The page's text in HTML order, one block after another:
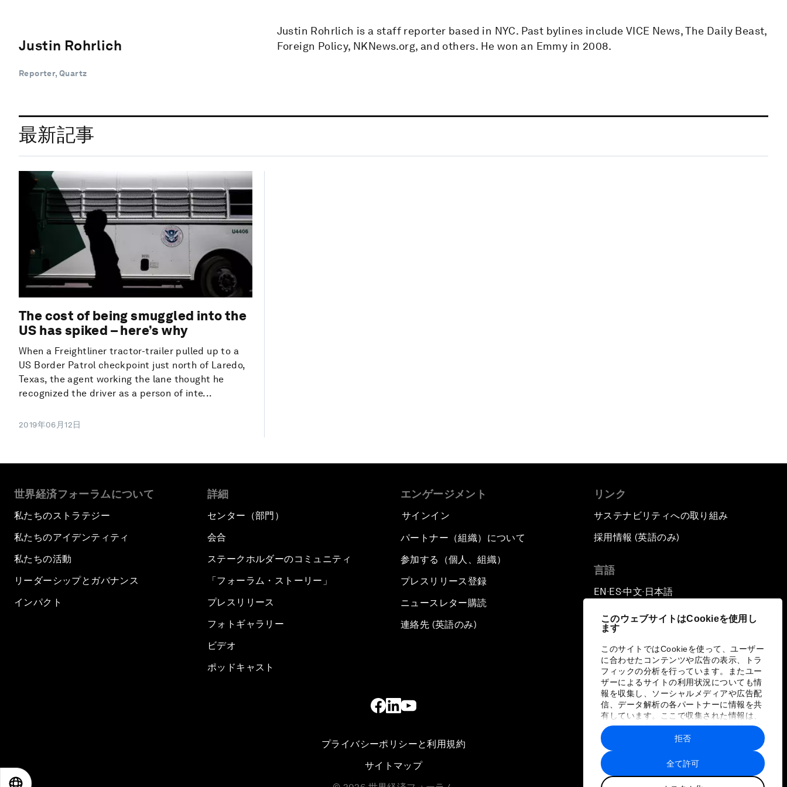
このウェブサイトはCookieを使用し
ます
このサイトではCookieを使って、ユーザー
に合わせたコンテンツや広告の表示、トラ
フィックの分析を行っています。またユー
ザーによるサイトの利用状況についても情
報を収集し、ソーシャルメディアや広告配
信、データ解析の各パートナーに情報を共
有しています。ここで収集された情報は、
ユーザーが各パートナーに提供した他の情
報や各パートナーのサービスを使用した際
に収集された情報と組み合わされ、各パー
トナーによって使用されることがありま
す。
全て許可
拒否
Justin Rohrlich
Reporter, Quartz
Justin Rohrlich is a staff reporter based in NYC. Past bylines include VICE News, The Daily Beast,
Foreign Policy, NKNews.org, and others. He won an Emmy in 2008.
最新記事
The cost of being smuggled into the
US has spiked – here’s why
When a Freightliner tractor-trailer pulled up to a
US Border Patrol checkpoint just north of Laredo,
Texas, the agent working the lane thought he
recognized the driver as a person of inte...
2019年06月12日
世界経済フォーラムについて
私たちのストラテジー
私たちのアイデンティティ
私たちの活動
リーダーシップとガバナンス
インパクト
詳細
センター（部門）
会合
ステークホルダーのコミュニティ
「フォーラム・ストーリー」
プレスリリース
フォトギャラリー
ビデオ
ポッドキャスト
エンゲージメント
サインイン
パートナー（組織）について
参加する（個人、組織）
プレスリリース登録
ニュースレター購読
連絡先 (英語のみ)
リンク
サステナビリティへの取り組み
採用情報 (英語のみ)
言語
EN ▪ES▪中文▪ 日本語
プライバシーポリシーと利用規約
サイトマップ